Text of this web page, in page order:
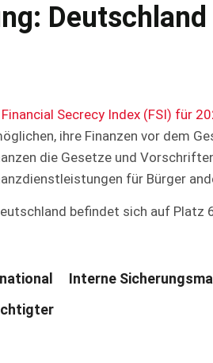
Financial Secrecy Index (FSI) für
ihre Finanzen vor dem
die Gesetze und
für Bürger
befindet sich auf Platz
Interne